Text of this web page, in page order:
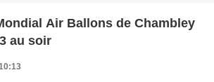
Air Ballons de Chambley
au soir